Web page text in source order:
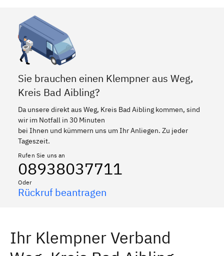
Sie brauchen einen Klempner aus Weg,
Kreis Bad Aibling?
Da unsere direkt aus Weg, Kreis Bad Aibling kommen, sind
wir im Notfall in 30 Minuten
bei Ihnen und kümmern uns um Ihr Anliegen. Zu jeder
Tageszeit.
Rufen Sie uns an
08938037711
Oder
Rückruf beantragen
Ihr Klempner Verband